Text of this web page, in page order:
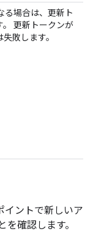
る場合は、更新ト
。 更新トークンが
敗します。
イントで新しいア
確認します。